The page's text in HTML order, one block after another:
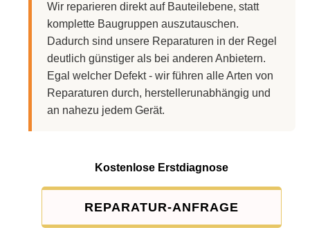
Wir reparieren direkt auf Bauteilebene, statt
komplette Baugruppen auszutauschen.
Dadurch sind unsere Reparaturen in der Regel
deutlich günstiger als bei anderen Anbietern.
Egal welcher Defekt - wir führen alle Arten von
Reparaturen durch, herstellerunabhängig und
an nahezu jedem Gerät.
Kostenlose Erstdiagnose
REPARATUR-ANFRAGE